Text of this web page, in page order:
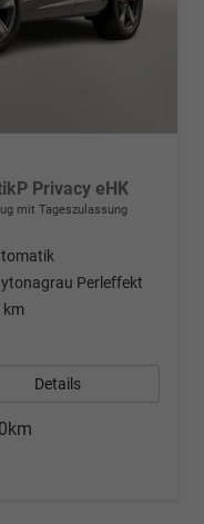
Privacy eHK
mit Tageszulassung
Perleffekt
km
Details